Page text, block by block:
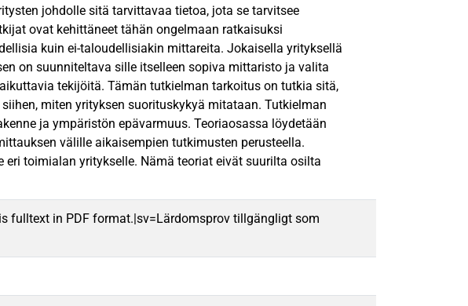
johdolle sitä tarvittavaa tietoa, jota se tarvitsee
ovat kehittäneet tähän ongelmaan ratkaisuksi
kuin ei-taloudellisiakin mittareita. Jokaisella yrityksellä
on suunniteltava sille itselleen sopiva mittaristo ja valita
tekijöitä. Tämän tutkielman tarkoitus on tutkia sitä,
miten yrityksen suorituskykyä mitataan. Tutkielman
ja ympäristön epävarmuus. Teoriaosassa löydetään
välille aikaisempien tutkimusten perusteella.
toimialan yritykselle. Nämä teoriat eivät suurilta osilta
fulltext in PDF format.|sv=Lärdomsprov tillgängligt som